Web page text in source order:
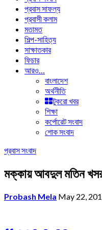
প্রবাস সাফল্য
প্রবাসী কলাম
মতামত
শিল্প-সাহিত্য
সাক্ষাতকার
ফিচার
আরও…
বাংলাদেশ
অর্থনীতি
টুকরো খবর
শিক্ষা
কর্পোরেট সংবাদ
শোক সংবাদ
প্রবাস সংবাদ
মক্কায় আবদুল মতিন
Probash Mela May 22,